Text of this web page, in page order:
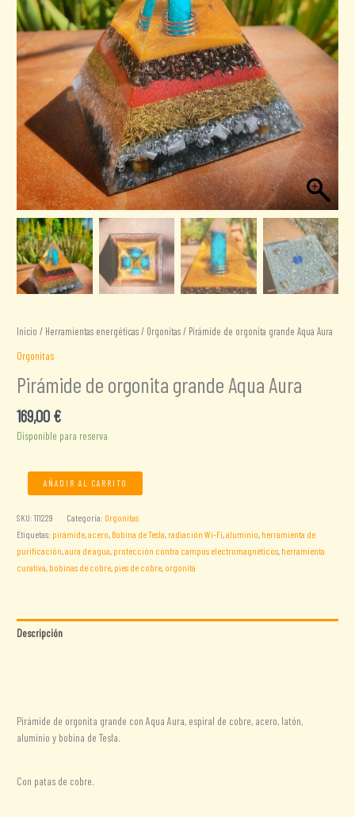
Inicio / Herramientas energéticas/ Orgonitas/ Pirámide de orgonita grande Aqua Aura
Orgonitas
Pirámide de orgonita grande Aqua Aura
169,00 €
Disponible para reserva
Pirámide
orgonita
grande
Aqua
AÑADIR AL CARRITO
SKU:111229 Categoría: Orgonitas
Etiquetas: pirámide ,acero Bobina de Tesla radiación Wi-Fi ,aluminio herramienta de
purificación ,aura de agua protección contra campos electromagnéticos herramienta
curativa bobinas de cobre pies de cobre orgonita
Descripción
Pirámide de orgonita grande con Aqua Aura, espiral de cobre, acero, latón,
aluminio y bobina de Tesla.
Con patas de cobre.